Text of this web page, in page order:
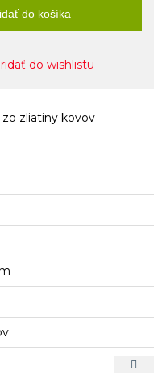
do košíka
do wishlistu
zliatiny kovov